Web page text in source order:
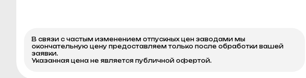
В связи с частым изменением отпускных цен заводами мы
окончательную цену предоставляем только после обработки вашей
заявки.
Указанная цена не является публичной офертой.